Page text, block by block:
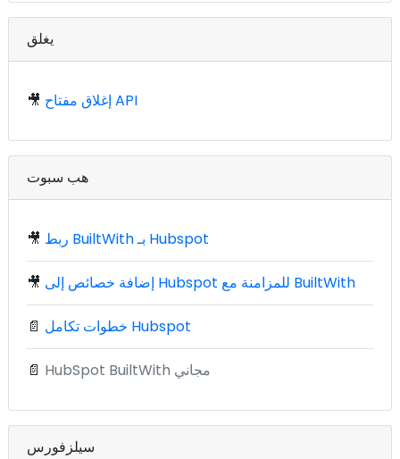
يغلق
🎥 إغلاق مفتاح API
هب سبوت
🎥 ربط BuiltWith بـ Hubspot
🎥 إضافة خصائص إلى Hubspot للمزامنة مع BuiltWith
📄 خطوات تكامل Hubspot
📄 HubSpot BuiltWith مجاني
سيلزفورس